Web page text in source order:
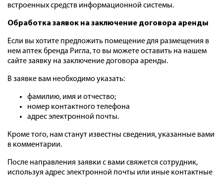
встроенных средств информационной системы.
Обработка заявок на заключение договора аренды
Если вы хотите предложить помещение для размещения в
нем аптек бренда Ригла, то вы можете оставить на нашем
сайте заявку на заключение договора аренды.
В заявке вам необходимо указать:
фамилию, имя и отчество;
номер контактного телефона
адрес электронной почты.
Кроме того, нам станут известны сведения, указанные вами
в комментарии.
После направления заявки с вами свяжется сотрудник,
используя адрес электронной почты или иные контактные